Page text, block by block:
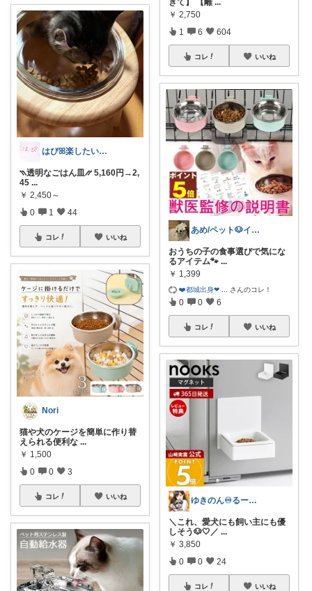
はぴꕤ楽したい主婦のリアルお買い物記録
⳹透明なごはん皿⳼ 5,160円→2,
45 ...
￥ 2,450～
0 1 44
コレ いいね
Nori
猫や犬のケージを簡単に作り替
えられる便利な ...
￥ 1,500
0 0 3
コレ いいね
きて】 【離 ...
￥ 2,750
1 6 604
コレ いいね
あめ/ペット🐶インテリア🪑
おうちの子の食事選びで気にな
るアイテム🐾 ...
￥ 1,399
❤️都城出身❤ さんのコレ！
0 0 6
コレ いいね
ゆきのん♾️るーむ🏠
＼これ、愛犬にも飼い主にも優
しそう🐶🤍／ ...
￥ 3,850
0 0 24
コレ いいね